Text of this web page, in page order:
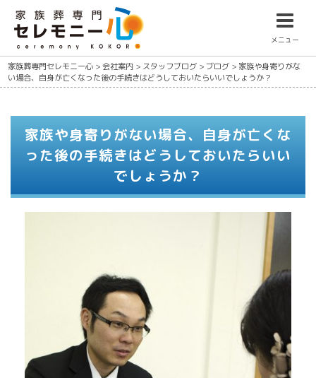
メニュー
家族葬専門セレモニー心 >会社案内 > スタッフブログ > ブログ > 家族や身寄りがな
い場合、自身が亡くなった後の手続きはどうしておいたらいいでしょうか？
家族や身寄りがない場合、自身が亡くな
った後の手続きはどうしておいたらいい
でしょうか？